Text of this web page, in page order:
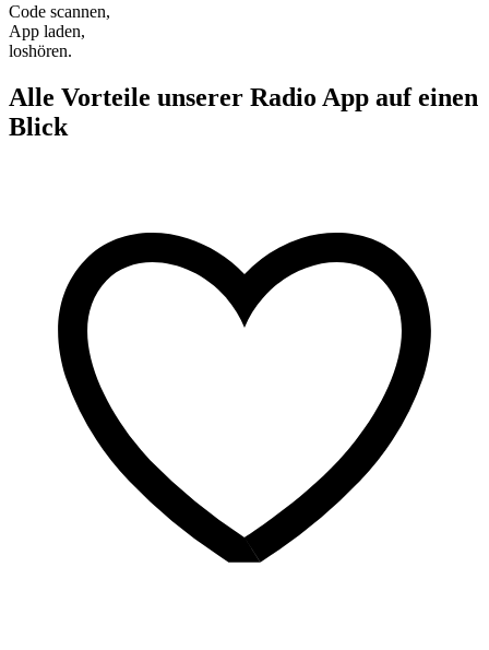
Code scannen,
App laden,
loshören.
Alle Vorteile unserer Radio App auf einen
Blick